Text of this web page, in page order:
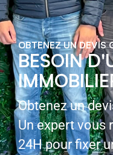
OBTENEZ UN DEVIS
BESOIN
Obtenez un
Un expert vous
24H pour fixer